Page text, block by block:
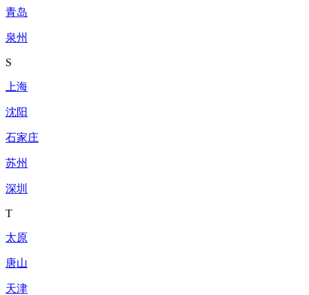
青岛
泉州
S
上海
沈阳
石家庄
苏州
深圳
T
太原
唐山
天津